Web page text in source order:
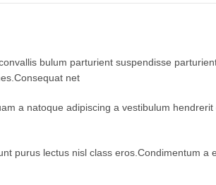
bulum parturient suspendisse
net
a natoque adipiscing a vestibulum
purus lectus nisl class eros.Condimentum a